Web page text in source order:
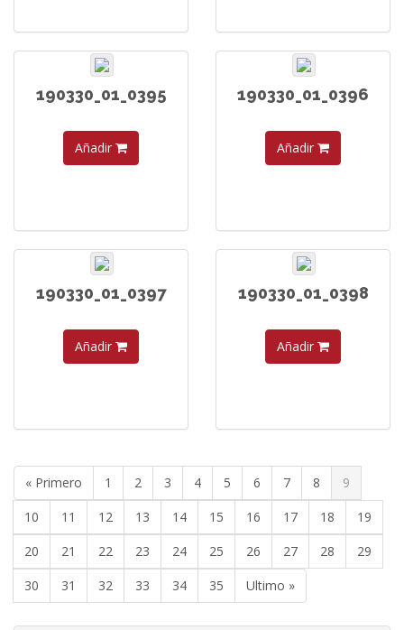
190330_01_0395
Añadir
190330_01_0396
Añadir
190330_01_0397
Añadir
190330_01_0398
Añadir
« Primero 1 2 3 4 5 6 7 8
9
10
11 12 13 14 15 16 17 18
19
20
21 22 23 24 25 26 27 28
29
30
31 32 33 34 35 Ultimo »